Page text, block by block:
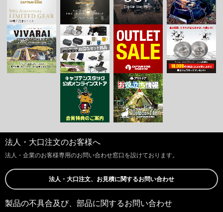
法人・大口注文のお客様へ
法人・企業のお客様専用のお問い合わせ窓口を設けております。
法人・大口注文、お見積に関するお問い合わせ
製品の不具合及び、部品に関するお問い合わせ